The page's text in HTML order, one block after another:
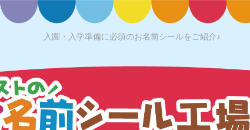
入園・入学準備に必須のお名前シールをご紹介♪